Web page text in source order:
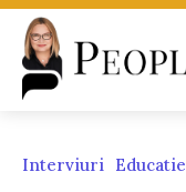
Interviuri Educatie